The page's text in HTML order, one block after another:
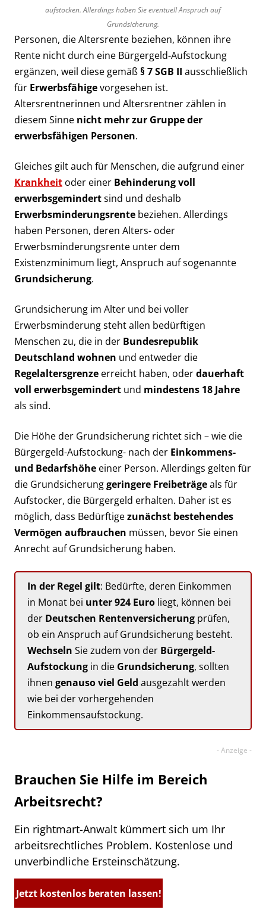
aufstocken. Allerdings haben Sie eventuell Anspruch auf
Grundsicherung.
Personen, die Altersrente beziehen, können ihre
Rente nicht durch eine Bürgergeld-Aufstockung
ergänzen, weil diese gemäß§ 7 SGB II ausschließlich
für Erwerbsfähigevorgesehen ist.
Altersrentnerinnen und Altersrentner zählen in
diesem Sinne nicht mehr zur Gruppe der
erwerbsfähigen Personen.
Gleiches gilt auch für Menschen, die aufgrund einer
Krankheit oder einer Behinderung voll
erwerbsgemindertsind und deshalb
Erwerbsminderungsrente beziehen. Allerdings
haben Personen, deren Alters- oder
Erwerbsminderungsrente unter dem
Existenzminimum liegt, Anspruch auf sogenannte
Grundsicherung.
Grundsicherung im Alter und bei voller
Erwerbsminderung steht allen bedürftigen
Menschen zu, die in der Bundesrepublik
Deutschland wohnen und entweder die
Regelaltersgrenze erreicht haben, oderdauerhaft
voll erwerbsgemindert und mindestens 18 Jahre
als sind.
Die Höhe der Grundsicherung richtet sich – wie die
Bürgergeld-Aufstockung- nach der Einkommens-
und Bedarfshöhe einer Person. Allerdings gelten für
die Grundsicherunggeringere Freibeträgeals für
Aufstocker, die Bürgergeld erhalten. Daher ist es
möglich, dass Bedürftigezunächst bestehendes
Vermögen aufbrauchen müssen, bevor Sie einen
Anrecht auf Grundsicherung haben.
In der Regel gilt: Bedürfte, deren Einkommen
in Monat bei unter 924 Euro liegt, können bei
der Deutschen Rentenversicherung prüfen,
ob ein Anspruch auf Grundsicherung besteht.
Wechseln Sie zudem von der Bürgergeld-
Aufstockung in die Grundsicherung, sollten
ihnen genauso viel Geld ausgezahlt werden
wie bei der vorhergehenden
Einkommensaufstockung.
Brauchen Sie Hilfe im Bereich
Arbeitsrecht?
Ein rightmart-Anwalt kümmert sich um Ihr
arbeitsrechtliches Problem. Kostenlose und
unverbindliche Ersteinschätzung.
Jetzt kostenlos beraten lassen!